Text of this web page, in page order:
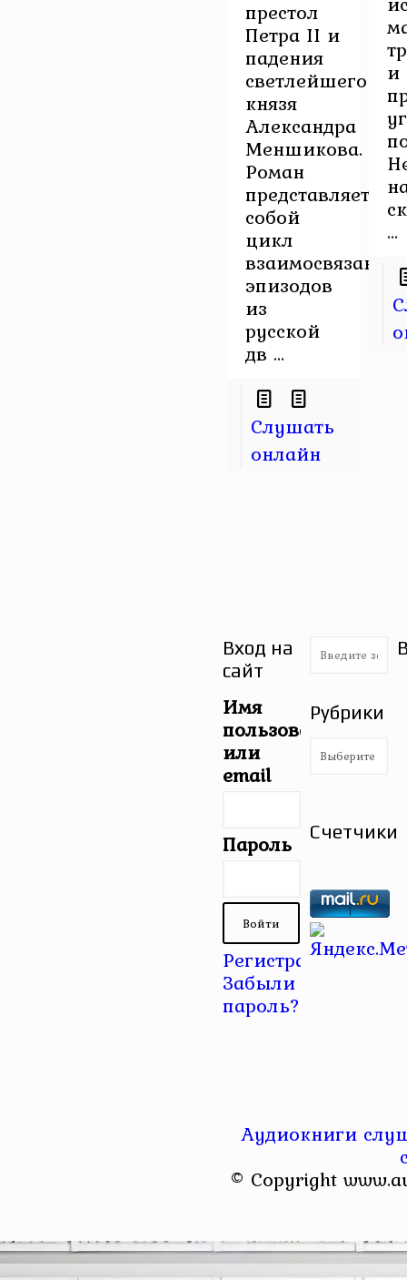
престол
Петра II и
падения
светлейшего
князя
Александра
Меншикова.
Роман
представляет
собой
цикл
эпизодов
из
русской
дв ...
Слушать
онлайн
и
...
Вход на
сайт
Имя
пользователя
или
email
Пароль
Регистрация |
Забыли
пароль?
Рубрики
Рубрики
Счетчики
Аудиокниги
© Copyright